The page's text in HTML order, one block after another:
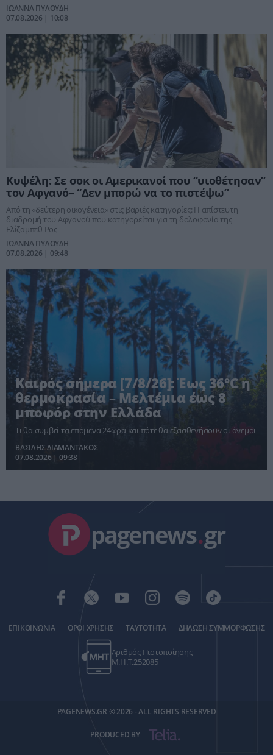
ΙΩΑΝΝΑ ΠΥΛΟΥΔΗ
07.08.2026 | 10:08
Κυψέλη: Σε σοκ οι Αμερικανοί που “υιοθέτησαν”
τον Αφγανό– “Δεν μπορώ να το πιστέψω”
Από τη «δεύτερη οικογένεια» στις βαριές κατηγορίες: Η απίστευτη
διαδρομή του Αφγανού που κατηγορείται για τη δολοφονία της
Ελίζαμπεθ Ρος
ΙΩΑΝΝΑ ΠΥΛΟΥΔΗ
07.08.2026 | 09:48
Καιρός σήμερα [7/8/26]: Έως 36°C η
θερμοκρασία – Μελτέμια έως 8
μποφόρ στην Ελλάδα
Τι θα συμβεί τα επόμενα 24ωρα και πότε θα εξασθενήσουν οι άνεμοι
ΒΑΣΙΛΗΣ ΔΙΑΜΑΝΤΑΚΟΣ
07.08.2026 | 09:38
pagenews.gr
ΕΠΙΚΟΙΝΩΝΙΑ ΟΡΟΙ ΧΡΗΣΗΣ ΤΑΥΤΟΤΗΤΑ ΔΗΛΩΣΗ ΣΥΜΜΟΡΦΩΣΗΣ
Αριθμός Πιστοποίησης
Μ.Η.Τ.252085
PAGENEWS.GR © 2026 - ALL RIGHTS RESERVED
PRODUCED BY